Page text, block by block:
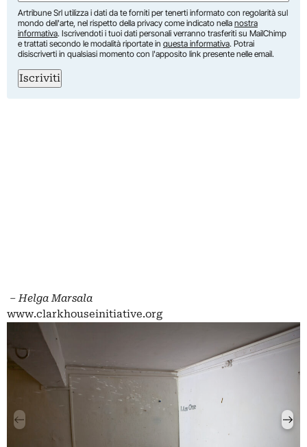
Artribune Srl utilizza i dati da te forniti per tenerti informato con regolarità sul
mondo dell'arte, nel rispetto della privacy come indicato nella nostra
informativa. Iscrivendoti i tuoi dati personali verranno trasferiti su MailChimp
e trattati secondo le modalità riportate in questa informativa. Potrai
disiscriverti in qualsiasi momento con l'apposito link presente nelle email.
Iscriviti
– Helga Marsala
www.clarkhouseinitiative.org